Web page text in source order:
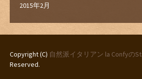
2015年2月
Copyright (C) 自然派イタリアン la Confyの
Reserved.